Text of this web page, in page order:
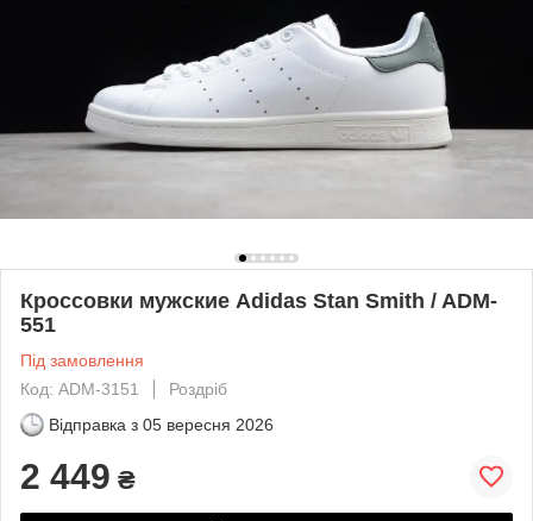
Кроссовки мужские Adidas Stan Smith / ADM-
551
Під замовлення
Код: ADM-3151
Роздріб
Відправка з 05 вересня 2026
2 449 ₴